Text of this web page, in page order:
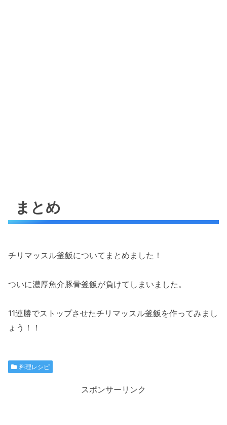
まとめ
チリマッスル釜飯についてまとめました！
ついに濃厚魚介豚骨釜飯が負けてしまいました。
11連勝でストップさせたチリマッスル釜飯を作ってみまし
ょう！！
料理レシピ
スポンサーリンク